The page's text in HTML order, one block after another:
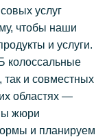
услуг
чтобы наши
и услуги.
колоссальные
так и совместных
областях —
жюри
и планируем